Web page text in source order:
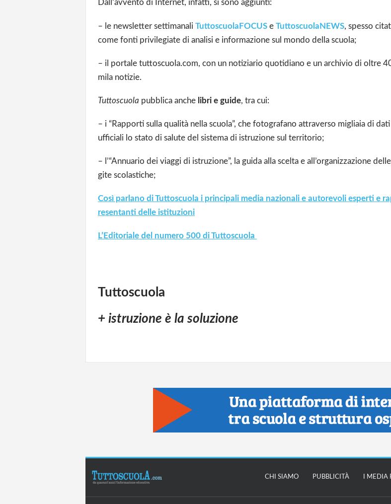
Dall’avvento di Internet, infatti, si sono aggiunti:
– le newsletter settimanali TuttoscuolaFOCUS e TuttoscuolaNEWS, spesso
come fonti privilegiate di analisi e informazione sul mondo della scuola;
– il portale tuttoscuola.com, con un notiziario quotidiano e un archivio di oltre
mila notizie.
Tuttoscuola pubblica anche libri e guide, tra cui:
– i “Rapporti sulla qualità nella scuola”, che fotografano attraverso migliaia di dati
ufficiali lo stato di salute del sistema di istruzione sul territorio;
– l’“Annuario dei viaggi di istruzione”, la guida alla scelta e all’organizzazione delle
gite scolastiche;
Così parlano di Tuttoscuola i principali media nazionali e autorevoli esperti e
resentanti delle istituzioni
L’Editoriale del numero 500 di Tuttoscuola
Tuttoscuola
+ istruzione è la soluzione
CHI SIAMO PUBBLICITÀ I MEDIA